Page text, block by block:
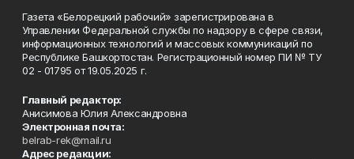
Газета «Белорецкий рабочий» зарегистрирована в
Управлении Федеральной службы по надзору в сфере связи,
информационных технологий и массовых коммуникаций по
Республике Башкортостан. Регистрационный номер ПИ № ТУ
02 - 01795 от 19.05.2025 г.
Главный редактор:
Анисимова Юлия Александровна
Электронная почта:
belrab-rek@mail.ru
Адрес редакции: